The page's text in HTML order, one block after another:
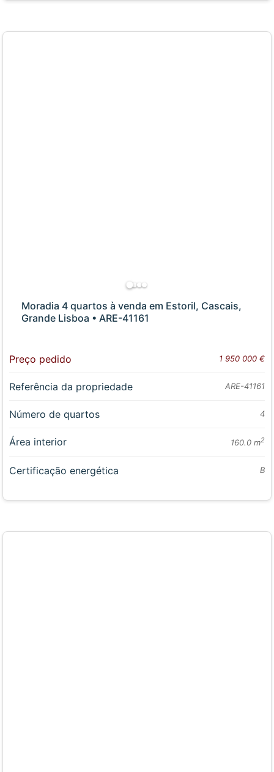
Moradia 4 quartos à venda em Estoril, Cascais,
Grande Lisboa • ARE-41161
Preço pedido 1 950 000 €
Referência da propriedade ARE-41161
Número de quartos 4
Área interior 160.0 m2
Certificação energética B